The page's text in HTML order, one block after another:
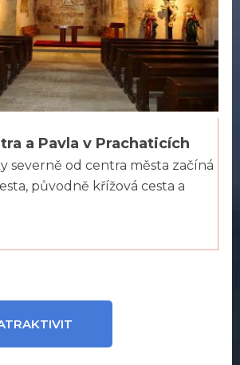
a Pavla v Prachaticích
severně od centra města začíná
původně křížová cesta a